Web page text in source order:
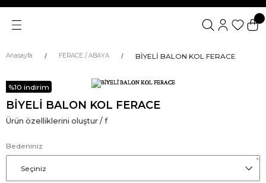
Anasayfa FERACE / ABAYA BİYELİ BALON KOL FERACE
%10 indirim
BİYELİ BALON KOL FERACE
Ürün özelliklerini oluştur / f
Bedeniniz
*